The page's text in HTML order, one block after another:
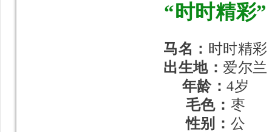
“时时精彩”
马名： 时时精彩
出生地： 爱尔兰
年龄：4岁
毛色： 枣
性别： 公